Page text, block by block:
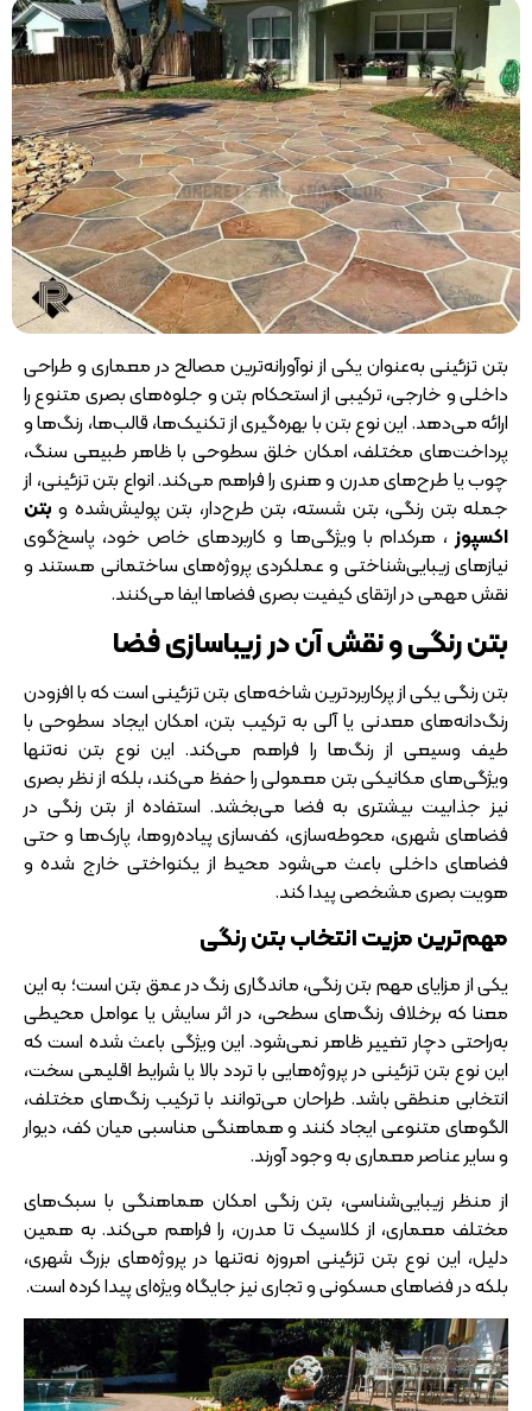
بتن تزئینی به‌عنوان یکی از نوآورانه‌ترین مصالح در معماری و طراحی
داخلی و خارجی، ترکیبی از استحکام بتن و جلوه‌های بصری متنوع را
ارائه می‌دهد. این نوع بتن با بهره‌گیری از تکنیک‌ها، قالب‌ها، رنگ‌ها و
پرداخت‌های مختلف، امکان خلق سطوحی با ظاهر طبیعی سنگ،
چوب یا طرح‌های مدرن و هنری را فراهم می‌کند. انواع بتن تزئینی، از
جمله بتن رنگی، بتن شسته، بتن طرح‌دار، بتن پولیش‌شده و بتن
اکسپوز ، هرکدام با ویژگی‌ها و کاربردهای خاص خود، پاسخ‌گوی
نیازهای زیبایی‌شناختی و عملکردی پروژه‌های ساختمانی هستند و
نقش مهمی در ارتقای کیفیت بصری فضاها ایفا می‌کنند.
بتن رنگی و نقش آن در زیباسازی فضا
بتن رنگی یکی از پرکاربردترین شاخه‌های بتن تزئینی است که با افزودن
رنگ‌دانه‌های معدنی یا آلی به ترکیب بتن، امکان ایجاد سطوحی با
طیف وسیعی از رنگ‌ها را فراهم می‌کند. این نوع بتن نه‌تنها
ویژگی‌های مکانیکی بتن معمولی را حفظ می‌کند، بلکه از نظر بصری
نیز جذابیت بیشتری به فضا می‌بخشد. استفاده از بتن رنگی در
فضاهای شهری، محوطه‌سازی، کف‌سازی پیاده‌روها، پارک‌ها و حتی
فضاهای داخلی باعث می‌شود محیط از یکنواختی خارج شده و
هویت بصری مشخصی پیدا کند.
مهم‌ترین مزیت انتخاب بتن رنگی
یکی از مزایای مهم بتن رنگی، ماندگاری رنگ در عمق بتن است؛ به این
معنا که برخلاف رنگ‌های سطحی، در اثر سایش یا عوامل محیطی
به‌راحتی دچار تغییر ظاهر نمی‌شود. این ویژگی باعث شده است که
این نوع بتن تزئینی در پروژه‌هایی با تردد بالا یا شرایط اقلیمی سخت،
انتخابی منطقی باشد. طراحان می‌توانند با ترکیب رنگ‌های مختلف،
الگوهای متنوعی ایجاد کنند و هماهنگی مناسبی میان کف، دیوار
و سایر عناصر معماری به وجود آورند.
از منظر زیبایی‌شناسی، بتن رنگی امکان هماهنگی با سبک‌های
مختلف معماری، از کلاسیک تا مدرن، را فراهم می‌کند. به همین
دلیل، این نوع بتن تزئینی امروزه نه‌تنها در پروژه‌های بزرگ شهری،
بلکه در فضاهای مسکونی و تجاری نیز جایگاه ویژه‌ای پیدا کرده است.